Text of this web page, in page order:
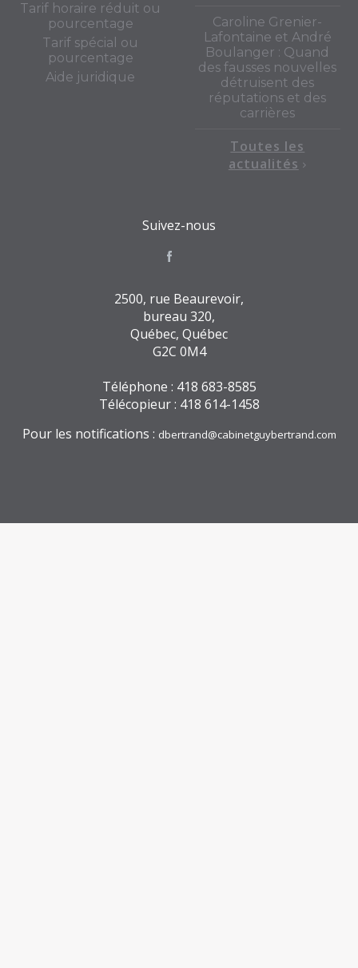
Tarif horaire réduit ou
pourcentage
Tarif spécial ou
pourcentage
Aide juridique
Caroline Grenier-
Lafontaine et André
Boulanger : Quand
des fausses nouvelles
détruisent des
réputations et des
carrières
Toutes les
actualités
Suivez-nous
2500, rue Beaurevoir,
bureau 320,
Québec, Québec
G2C 0M4
Téléphone : 418 683-8585
Télécopieur : 418 614-1458
Pour les notifications : dbertrand@cabinetguybertrand.com